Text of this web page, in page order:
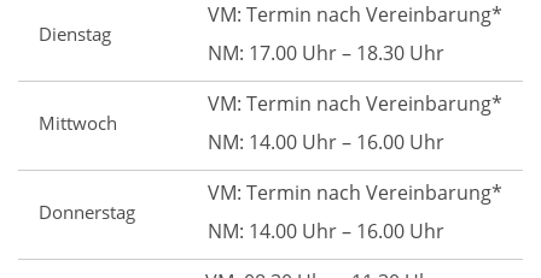
Dienstag
VM: Termin nach Vereinbarung*
NM: 17.00 Uhr – 18.30 Uhr
Mittwoch
VM: Termin nach Vereinbarung*
NM: 14.00 Uhr – 16.00 Uhr
Donnerstag
VM: Termin nach Vereinbarung*
NM: 14.00 Uhr – 16.00 Uhr